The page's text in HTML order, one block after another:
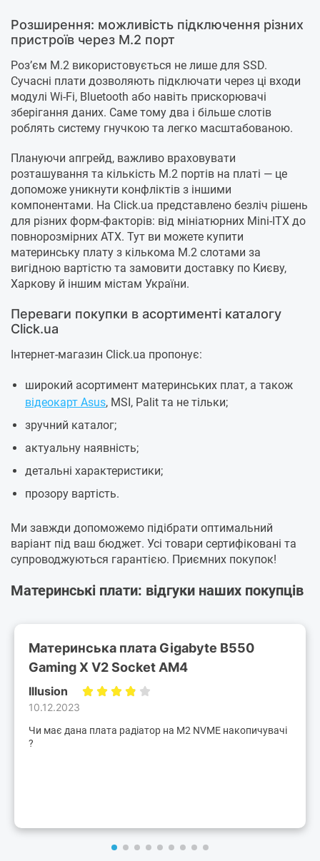
Розширення: можливість підключення різних
пристроїв через M.2 порт
Роз’єм M.2 використовується не лише для SSD.
Сучасні плати дозволяють підключати через ці входи
модулі Wi-Fi, Bluetooth або навіть прискорювачі
зберігання даних. Саме тому два і більше слотів
роблять систему гнучкою та легко масштабованою.
Плануючи апгрейд, важливо враховувати
розташування та кількість M.2 портів на платі — це
допоможе уникнути конфліктів з іншими
компонентами. На Click.ua представлено безліч рішень
для різних форм-факторів: від мініатюрних Mini-ITX до
повнорозмірних ATX. Тут ви можете купити
материнську плату з кількома M.2 слотами за
вигідною вартістю та замовити доставку по Києву,
Харкову й іншим містам України.
Переваги покупки в асортименті каталогу
Click.ua
Інтернет-магазин Click.ua пропонує:
широкий асортимент материнських плат, а також
відеокарт Asus, MSI, Palit та не тільки;
зручний каталог;
актуальну наявність;
детальні характеристики;
прозору вартість.
Ми завжди допоможемо підібрати оптимальний
варіант під ваш бюджет. Усі товари сертифіковані та
супроводжуються гарантією. Приємних покупок!
Материнські плати: відгуки наших покупців
Материнська плата Gigabyte B550
Gaming X V2 Socket AM4
Illusion
10.12.2023
Чи має дана плата радіатор на М2 NVME накопичувачі
?